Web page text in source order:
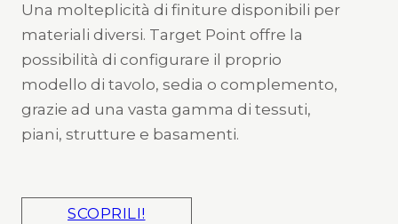
Una molteplicità di finiture disponibili per
materiali diversi. Target Point offre la
possibilità di configurare il proprio
modello di tavolo, sedia o complemento,
grazie ad una vasta gamma di tessuti,
piani, strutture e basamenti.
SCOPRILI!